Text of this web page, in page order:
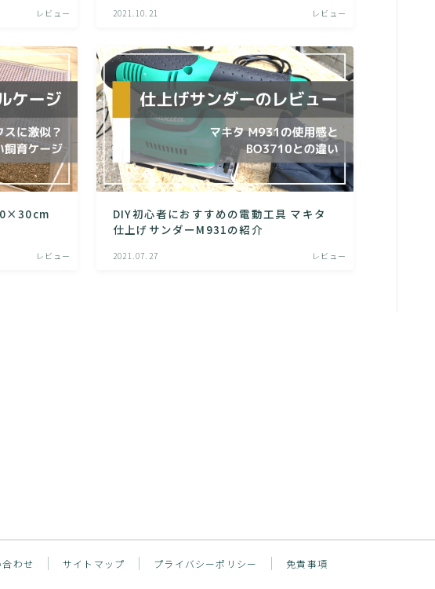
レビュー 2021.10.21 レビュー
レビュー
DIY初心者におすすめの電動工具 マキタ
仕上げサンダーM931の紹介
2021.07.27 レビュー
わせ サイトマップ プライバシーポリシー
免責事項